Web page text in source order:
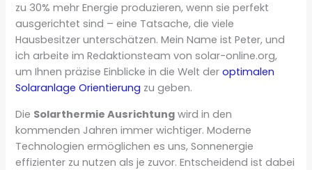
zu 30% mehr Energie produzieren, wenn sie perfekt
ausgerichtet sind – eine Tatsache, die viele
Hausbesitzer unterschätzen. Mein Name ist Peter, und
ich arbeite im Redaktionsteam von solar-online.org,
um Ihnen präzise Einblicke in die Welt deroptimalen
Solaranlage Orientierung zu geben.
Die Solarthermie Ausrichtung wird in den
kommenden Jahren immer wichtiger. Moderne
Technologien ermöglichen es uns, Sonnenergie
effizienter zu nutzen als je zuvor. Entscheidend ist dabei